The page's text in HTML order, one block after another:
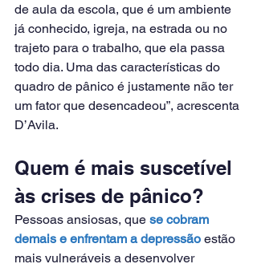
de aula da escola, que é um ambiente
já conhecido, igreja, na estrada ou no
trajeto para o trabalho, que ela passa
todo dia. Uma das características do
quadro de pânico é justamente não ter
um fator que desencadeou”, acrescenta
D’Avila.
Quem é mais suscetível
às crises de pânico?
Pessoas ansiosas, que se cobram
demais e enfrentam a depressão estão
mais vulneráveis a desenvolver